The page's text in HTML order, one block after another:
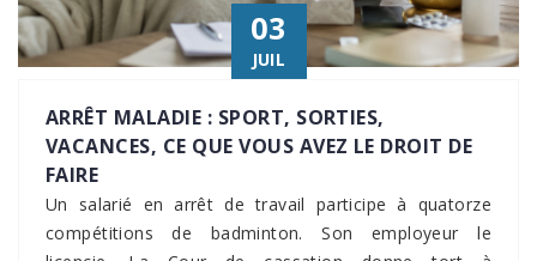
03
JUIL
ARRÊT MALADIE : SPORT, SORTIES,
VACANCES, CE QUE VOUS AVEZ LE DROIT DE
FAIRE
Un salarié en arrêt de travail participe à quatorze
compétitions de badminton. Son employeur le